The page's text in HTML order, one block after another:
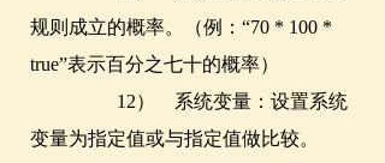
规则成立的概率。（例：“70 * 100 *
true”表示百分之七十的概率）
12） 系统变量：设置系统
变量为指定值或与指定值做比较。